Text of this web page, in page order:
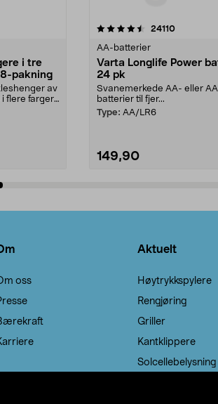
i tre
pakning
av
flere farger.
24110
AA-batterier
Varta Longlife Power
24 pk
Svanemerkede AA- eller
batterier til fjer...
Type: AA/LR6
149,90
4.5av 5 stjerner
oss
Aktuelt
Høytrykkspylere
Rengjøring
Griller
Kantklippere
Solcellebelysning